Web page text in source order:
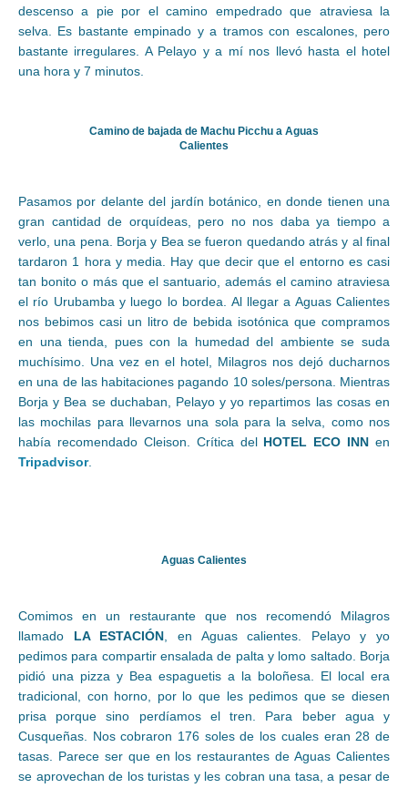
descenso a pie por el camino empedrado que atraviesa la
selva. Es bastante empinado y a tramos con escalones, pero
bastante irregulares. A Pelayo y a mí nos llevó hasta el hotel
una hora y 7 minutos.
Camino de bajada de Machu Picchu a Aguas
Calientes
Pasamos por delante del jardín botánico, en donde tienen una
gran cantidad de orquídeas, pero no nos daba ya tiempo a
verlo, una pena. Borja y Bea se fueron quedando atrás y al final
tardaron 1 hora y media. Hay que decir que el entorno es casi
tan bonito o más que el santuario, además el camino atraviesa
el río Urubamba y luego lo bordea. Al llegar a Aguas Calientes
nos bebimos casi un litro de bebida isotónica que compramos
en una tienda, pues con la humedad del ambiente se suda
muchísimo. Una vez en el hotel, Milagros nos dejó ducharnos
en una de las habitaciones pagando 10 soles/persona. Mientras
Borja y Bea se duchaban, Pelayo y yo repartimos las cosas en
las mochilas para llevarnos una sola para la selva, como nos
había recomendado Cleison. Crítica del HOTEL ECO INN en
Tripadvisor.
Aguas Calientes
Comimos en un restaurante que nos recomendó Milagros
llamado LA ESTACIÓN, en Aguas calientes. Pelayo y yo
pedimos para compartir ensalada de palta y lomo saltado. Borja
pidió una pizza y Bea espaguetis a la boloñesa. El local era
tradicional, con horno, por lo que les pedimos que se diesen
prisa porque sino perdíamos el tren. Para beber agua y
Cusqueñas. Nos cobraron 176 soles de los cuales eran 28 de
tasas. Parece ser que en los restaurantes de Aguas Calientes
se aprovechan de los turistas y les cobran una tasa, a pesar de